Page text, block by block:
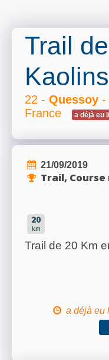
Trail
22 - Quessoy -
France
a déjà eu
21/09/2019
Trail,
20
km
Trail de 20 Km
a déjà eu